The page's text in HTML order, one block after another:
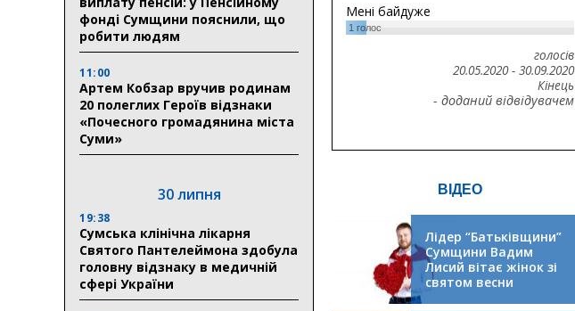
фонді Сумщини пояснили, що
робити людям
11:00
Артем Кобзар вручив родинам
20 полеглих Героїв відзнаки
«Почесного громадянина міста
Суми»
30 липня
19:38
Сумська клінічна лікарня
Святого Пантелеймона здобула
головну відзнаку в медичній
сфері України
Мені байдуже
1голос
голосів
20.05.2020- 30.09.2020
Кінець
- доданий відвідувачем
ВІДЕО
Лідер “Батьківщини”
Сумщини Вадим
Лисий вітає жінок зі
святом весни